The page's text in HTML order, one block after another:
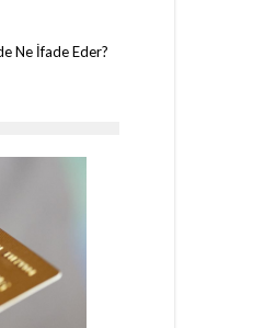
Ne İfade Eder?